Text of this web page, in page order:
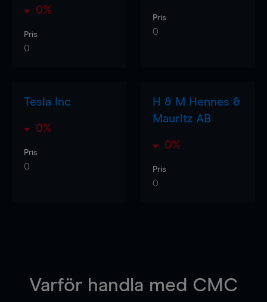
0%
Pris
0
Pris
0
Tesla Inc
0%
Pris
0
H & M Hennes &
Mauritz AB
0%
Pris
0
Varför handla med CMC